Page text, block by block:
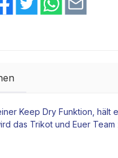
Keep Dry Funktion, hält
das Trikot und Euer